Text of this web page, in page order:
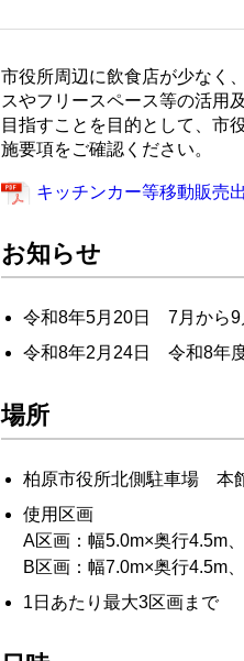
市役所周辺に飲食店が少なく
スやフリースペース等の活用
目指すことを目的として、市
施要項をご確認ください。
キッチンカー等移動販売
お知らせ
令和8年5月20日 7月から9
令和8年2月24日 令和8年
場所
柏原市役所北側駐車場 本
使用区画
A区画：幅5.0m×奥行4.5m
B区画：幅7.0m×奥行4.5m
1日あたり最大3区画まで